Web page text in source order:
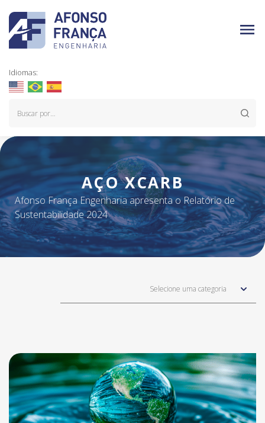
Idiomas:
AÇO XCARB
Afonso França Engenharia apresenta o Relatório de
Sustentabilidade 2024
Selecione uma categoria